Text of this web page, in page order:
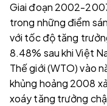
Giai đoạn 2002-
trong những điểm
với tốc độ tăng
8.48% sau khi Việt
Thế giới (WTO) vào
khủng hoảng 2008
xoáy tăng trưởng